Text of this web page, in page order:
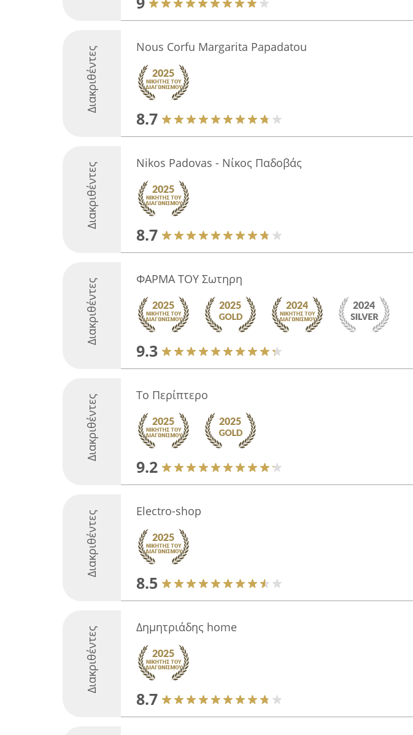
Διακριθέντες Nous Corfu Margarita Papadatou
8.7
Διακριθέντες Nikos Padovas - Νίκος Παδοβάς
8.7
Διακριθέντες ΦΑΡΜΑ ΤΟΥ Σωτηρη
9.3
Διακριθέντες Το Περίπτερο
9.2
Διακριθέντες Electro-shop
8.5
Διακριθέντες Δημητριάδης home
8.7